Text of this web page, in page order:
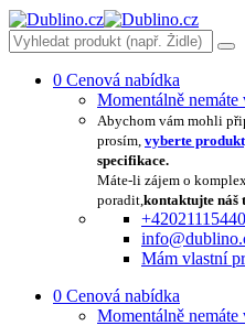
0 Cenová nabídka
Momentálně
Abychom vám mohli
prosím, vyberte
specifikace.
Máte-li zájem o
poradit,kontaktujte náš
Mám vlastní
0 Cenová nabídka
Momentálně